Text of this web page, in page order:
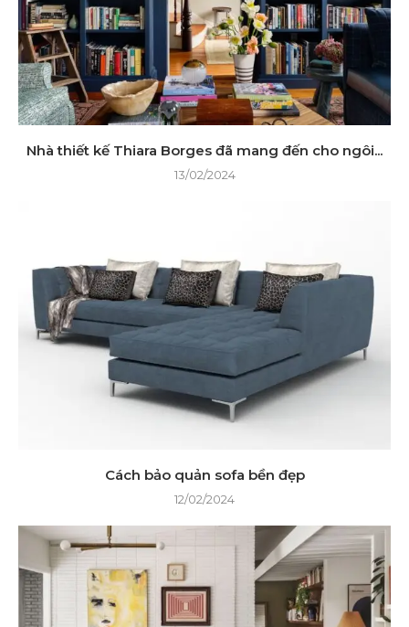
Nhà thiết kế Thiara Borges đã mang đến cho ngôi...
13/02/2024
Cách bảo quản sofa bền đẹp
12/02/2024